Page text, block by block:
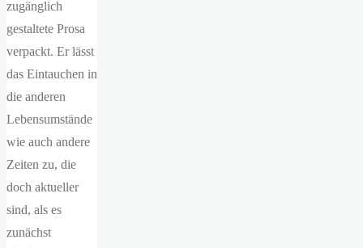
zugänglich
gestaltete Prosa
verpackt. Er lässt
das Eintauchen in
die anderen
Lebensumstände
wie auch andere
Zeiten zu, die
doch aktueller
sind, als es
zunächst